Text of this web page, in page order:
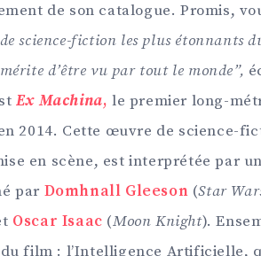
de son catalogue. Promis,
science-fiction les plus étonnants
d’être vu par tout le monde”,
Ex Machina, le premier long-
2014. Cette œuvre de science-
en scène, est interprétée par
par Domhnall Gleeson (Star
Oscar Isaac (Moon Knight).
film : l’Intelligence Artificielle,